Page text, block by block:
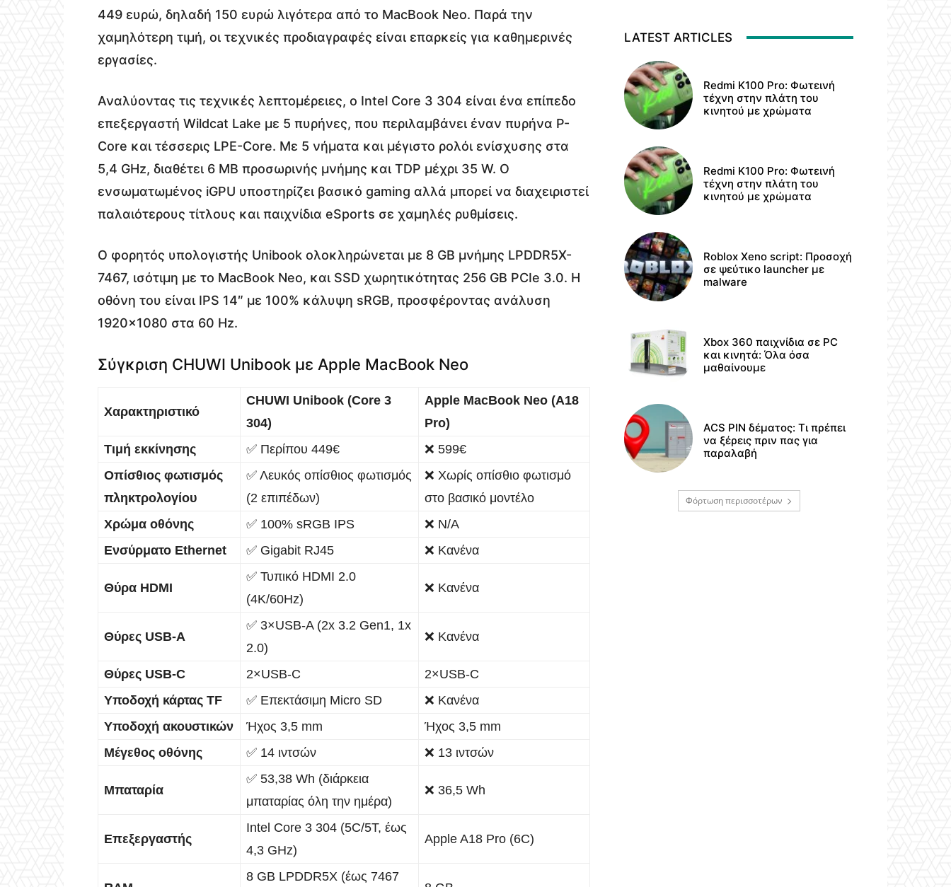
449 ευρώ, δηλαδή 150 ευρώ λιγότερα από το MacBook Neo. Παρά την
χαμηλότερη τιμή, οι τεχνικές προδιαγραφές είναι επαρκείς για καθημερινές
εργασίες.
Αναλύοντας τις τεχνικές λεπτομέρειες, ο Intel Core 3 304 είναι ένα επίπεδο
επεξεργαστή Wildcat Lake με 5 πυρήνες, που περιλαμβάνει έναν πυρήνα P-
Core και τέσσερις LPE-Core. Με 5 νήματα και μέγιστο ρολόι ενίσχυσης στα
5,4 GHz, διαθέτει 6 MB προσωρινής μνήμης και TDP μέχρι 35 W. Ο
ενσωματωμένος iGPU υποστηρίζει βασικό gaming αλλά μπορεί να διαχειριστεί
παλαιότερους τίτλους και παιχνίδια eSports σε χαμηλές ρυθμίσεις.
Ο φορητός υπολογιστής Unibook ολοκληρώνεται με 8 GB μνήμης LPDDR5X-
7467, ισότιμη με το MacBook Neo, και SSD χωρητικότητας 256 GB PCIe 3.0. Η
οθόνη του είναι IPS 14″ με 100% κάλυψη sRGB, προσφέροντας ανάλυση
1920×1080 στα 60 Hz.
Σύγκριση CHUWI Unibook με Apple MacBook Neo
Χαρακτηριστικό
CHUWI Unibook (Core 3
304)
Apple MacBook Neo (A18
Pro)
Τιμή εκκίνησης
✅ Περίπου 449€
❌ 599€
Οπίσθιος φωτισμός
πληκτρολογίου
✅ Λευκός οπίσθιος φωτισμός
(2 επιπέδων)
❌ Χωρίς οπίσθιο φωτισμό
στο βασικό μοντέλο
Χρώμα οθόνης
✅ 100% sRGB IPS
❌ N/A
Ενσύρματο Ethernet
✅ Gigabit RJ45 ❌ Κανένα
Θύρα HDMI
✅ Τυπικό HDMI 2.0
(4K/60Hz)
❌ Κανένα
Θύρες USB-A
✅ 3×USB-A (2x 3.2 Gen1, 1x
2.0)
❌ Κανένα
Θύρες USB-C 2×USB-C
2×USB-C
Υποδοχή κάρτας TF
✅ Επεκτάσιμη Micro SD
❌ Κανένα
Υποδοχή ακουστικών
Ήχος 3,5 mm
Ήχος 3,5 mm
Μέγεθος οθόνης
✅ 14 ιντσών ❌ 13 ιντσών
Μπαταρία
✅ 53,38 Wh (διάρκεια
μπαταρίας όλη την ημέρα)
❌ 36,5 Wh
Επεξεργαστής
Intel Core 3 304 (5C/5T, έως
4,3 GHz)
Apple A18 Pro (6C)
8 GB LPDDR5X (έως 7467
LATEST ARTICLES
Redmi K100 Pro: Φωτεινή
τέχνη στην πλάτη του
κινητού με χρώματα
Redmi K100 Pro: Φωτεινή
τέχνη στην πλάτη του
κινητού με χρώματα
Roblox Xeno script: Προσοχή
σε ψεύτικο launcher με
malware
Xbox 360 παιχνίδια σε PC
και κινητά: Όλα όσα
μαθαίνουμε
ACS PIN δέματος: Τι πρέπει
να ξέρεις πριν πας για
παραλαβή
Φόρτωση περισσοτέρων